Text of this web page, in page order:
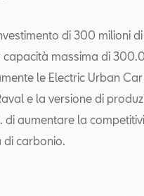
di 300 milioni
capacità massima di
le Electric Urban
e la versione di
di aumentare la
di carbonio.